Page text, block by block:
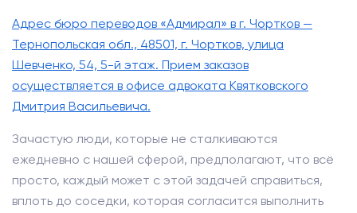
Адрес бюро переводов «Адмирал» в г. Чортков —
Тернопольская обл., 48501, г. Чортков, улица
Шевченко, 54, 5-й этаж. Прием заказов
осуществляется в офисе адвоката Квятковского
Дмитрия Васильевича.
Зачастую люди, которые не сталкиваются
ежедневно с нашей сферой, предполагают, что всё
просто, каждый может с этой задачей справиться,
вплоть до соседки, которая согласится выполнить